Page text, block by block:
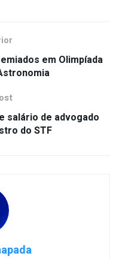
em Olimpíada
salário de advogado
do STF